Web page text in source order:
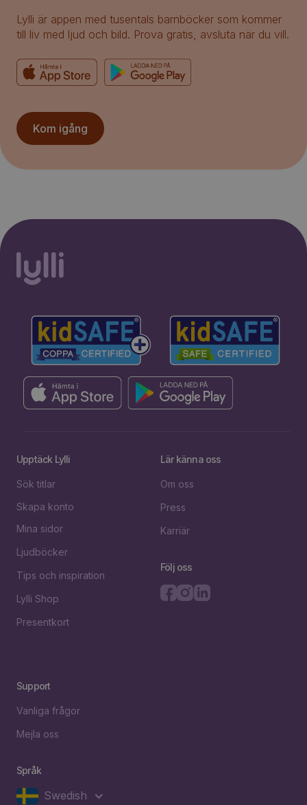
Lylli är appen med tusentals barnböcker som kommer
till liv med ljud och bild. Prova gratis, avsluta när du vill.
Kom igång
Upptäck Lylli
Sök titlar
Skapa konto
Mina sidor
Ljudböcker
Tips och inspiration
Lylli Shop
Presentkort
Lär känna oss
Om oss
Press
Karriär
Följ oss
Support
Vanliga frågor
Mejla oss
Språk
Swedish